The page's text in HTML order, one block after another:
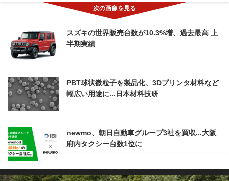
スズキの世界販売台数が10.3%増、過去最高 上
半期実績
PBT球状微粒子を製品化、3Dプリンタ材料など
幅広い用途に...日本材料技研
newmo、朝日自動車グループ3社を買収...大阪
府内タクシー台数1位に